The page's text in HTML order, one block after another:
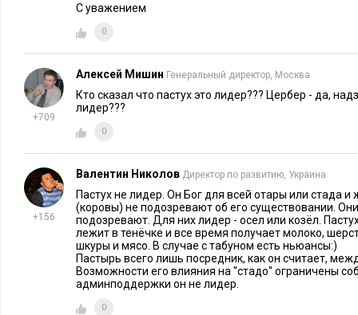
предпринимательского закона, выраженного Генри
деньги появятся в избытке сами собой». Здесь
как только создание «великой компании» становится
превращаются и ее клиенты, и ее сотрудники, и, в конце
предприниматель.
Не могу согласиться с тем, что мечта о великой
Возможно, такое убеждение есть следствие
выраженных в его бестселлерах «Построенные навечно» и
Спорить с нынешними гуру - это уже почти проявление
готов отказаться от публичного выражения личных
великую компанию». В конце концов, можно понять
других надежд, хочет построить на этой земле нечто, что
художник творит бизнес-организацию ради одной только
С уважением
0
+709
Алексей Мишин Генеральный директор, Москва
Кто сказал что пастух это лидер??? Цербер - да,
лидер???
0
+156
Валентин Николов Директор по развитию, Украина
Пастух не лидер. Он Бог для всей отары или стада
(коровы) не подозревают об его существовании.
подозревают. Для них лидер - осел или козёл.
лежит в тенёчке и все время получает молоко,
шкуры и мясо. В случае с табуном есть ньюансы:)
Пастырь всего лишь посредник, как он считает,
Возможности его влияния на ''стадо'' ограничены
админподдержки он не лидер.
0